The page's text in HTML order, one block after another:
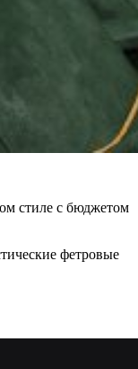
стиле с бюджетом
фетровые